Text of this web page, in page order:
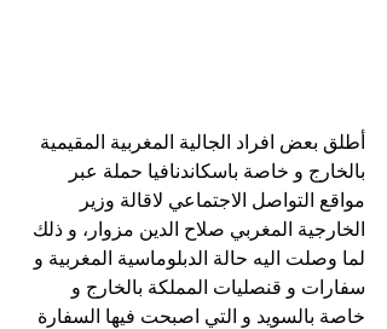
أطلق بعض افراد الجالية المغربية المقيمية
بالخارج و خاصة باسكاندنافيا حملة عبر
مواقع التواصل الاجتماعي لاقالة وزير
الخارجية المغربي صلاح الدين مزوار، و ذلك
لما وصلت اليه حالة الدبلوماسية المغربية و
سفارات و قنصليات المملكة بالخارج و
خاصة بالسويد و التي اصبحت فيها السفارة